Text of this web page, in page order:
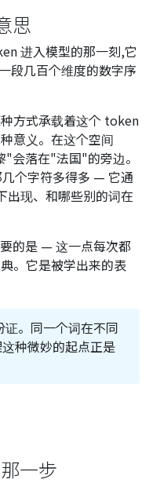
思
进入模型的那一刻,它
段几百个维度的数字序
方式承载着这个 token
意义。在这个空间
会落在"法国"的旁边。
个字符多得多 — 它通
出现、和哪些别的词在
的是 — 这一点每次都
。它是被学出来的表
。同一个词在不同
种微妙的起点正是
一步